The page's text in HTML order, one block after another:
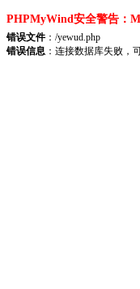
PHPMyWind安全警告：
错误文件：/yewud.php
错误信息 ：连接数据库失败，